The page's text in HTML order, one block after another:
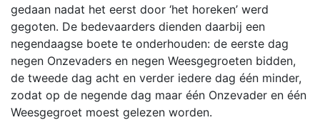
gedaan nadat het eerst door ‘het horeken’ werd
gegoten. De bedevaarders dienden daarbij een
negendaagse boete te onderhouden: de eerste dag
negen Onzevaders en negen Weesgegroeten bidden,
de tweede dag acht en verder iedere dag één minder,
zodat op de negende dag maar één Onzevader en één
Weesgegroet moest gelezen worden.